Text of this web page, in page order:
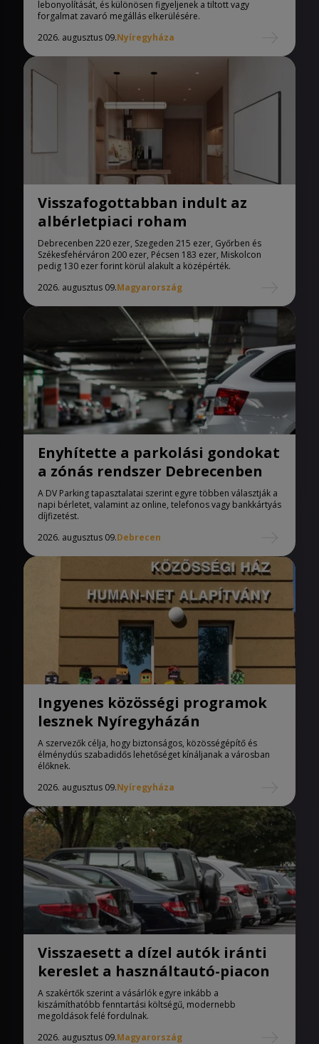
lebonyolítását, és különösen figyeljenek a tiltott vagy
forgalmat zavaró megállás elkerülésére.
2026. augusztus 09.Nyíregyháza
Visszafogottabban indult az
albérletpiaci roham
Debrecenben 220 ezer, Szegeden 215 ezer, Győrben és
Székesfehérváron 200 ezer, Pécsen 183 ezer, Miskolcon
pedig 130 ezer forint körül alakult a középérték.
2026. augusztus 09.Magyarország
Enyhítette a parkolási gondokat
a zónás rendszer Debrecenben
A DV Parking tapasztalatai szerint egyre többen választják a
napi bérletet, valamint az online, telefonos vagy bankkártyás
díjfizetést.
2026. augusztus 09.Debrecen
Ingyenes közösségi programok
lesznek Nyíregyházán
A szervezők célja, hogy biztonságos, közösségépítő és
élménydús szabadidős lehetőséget kínáljanak a városban
élőknek.
2026. augusztus 09.Nyíregyháza
Visszaesett a dízel autók iránti
kereslet a használtautó-piacon
A szakértők szerint a vásárlók egyre inkább a
kiszámíthatóbb fenntartási költségű, modernebb
megoldások felé fordulnak.
2026. augusztus 09.Magyarország